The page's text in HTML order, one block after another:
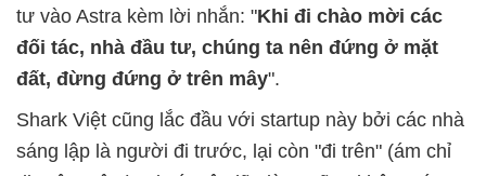
tư vào Astra kèm lời nhắn: "Khi đi chào mời các
đối tác, nhà đầu tư, chúng ta nên đứng ở mặt
đất, đừng đứng ở trên mây".
Shark Việt cũng lắc đầu với startup này bởi các nhà
sáng lập là người đi trước, lại còn "đi trên" (ám chỉ